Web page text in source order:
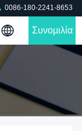
0086-180-2241-8653
Συνομιλία